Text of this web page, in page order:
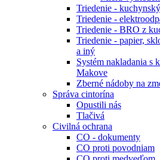
Triedenie -
Triedenie -
Triedenie - BRO z
Triedenie - papier,
a iný
Systém nakladania s
Makove
Zberné nádoby na
Správa cintorína
Opustili nás
Tlačivá
Civilná ochrana
CO - dokumenty
CO proti povodniam